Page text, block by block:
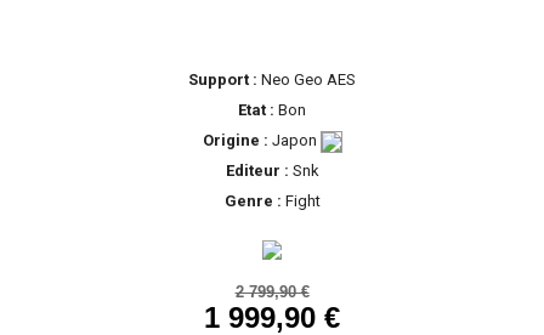
Support : Neo Geo AES
Etat : Bon
Origine : Japon
Editeur : Snk
Genre : Fight
2 799,90 €
1 999,90 €